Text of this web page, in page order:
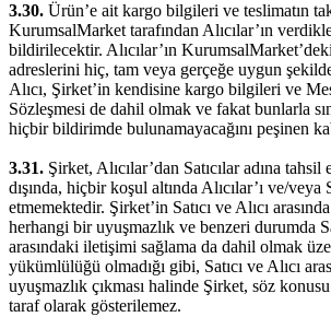
3.30. Ürün’e ait kargo bilgileri ve teslimatın
KurumsalMarket tarafından Alıcılar’ın
bildirilecektir. Alıcılar’ın
adreslerini hiç, tam veya gerçeğe uygun
Alıcı, Şirket’in kendisine kargo bilgileri ve
Sözleşmesi de dahil olmak ve fakat bunlarla
hiçbir bildirimde bulunamayacağını peşinen
3.31. Şirket, Alıcılar’dan Satıcılar adına
dışında, hiçbir koşul altında Alıcılar’ı ve/veya
etmemektedir. Şirket’in Satıcı ve Alıcı
herhangi bir uyuşmazlık ve benzeri durumda
arasındaki iletişimi sağlama da dahil olmak
yükümlülüğü olmadığı gibi, Satıcı ve Alıcı
uyuşmazlık çıkması halinde Şirket, söz
taraf olarak gösterilemez.